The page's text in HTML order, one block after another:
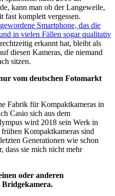
kann man ob der Langeweile,
fast komplett vergessen.
Smartphone, das die
in vielen Fällen sogar qualitativ
erkannt hat, bleibt als
diesen Kameras, die niemand
sitzen.
vom deutschen Fotomarkt
Fabrik für Kompaktkameras in
Casio sich aus dem
wird 2018 sein Werk in
Kompaktkameras sind
Generationen wie schon
dass sie mich nicht mehr
oder anderen
Bridgekamera.